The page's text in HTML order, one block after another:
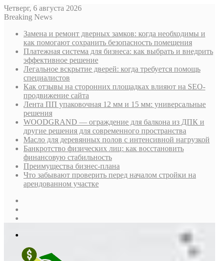
Четверг, 6 августа 2026
Breaking News
Замена и ремонт дверных замков: когда необходимы и
как помогают сохранить безопасность помещения
Платежная система для бизнеса: как выбрать и внедрить
эффективное решение
Легальное вскрытие дверей: когда требуется помощь
специалистов
Как отзывы на сторонних площадках влияют на SEO-
продвижение сайта
Лента ПП упаковочная 12 мм и 15 мм: универсальные
решения
WOODGRAND — ограждение для балкона из ДПК и
другие решения для современного пространства
Масло для деревянных полов с интенсивной нагрузкой
Банкротство физических лиц: как восстановить
финансовую стабильность
Преимущества бизнес-плана
Что забывают проверить перед началом стройки на
арендованном участке